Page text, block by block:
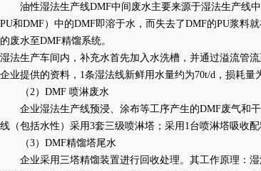
油性湿法生产线DMF中间废水主要来源于湿法生产线
PU和DMF）中的DMF即溶于水，而失去了DMF的PU浆料
的废水至DMF精馏系统。
湿法生产车间内，补充水首先加入水洗槽，并通过溢流管
企业提供的资料，1条湿法线新鲜用水量约为70t/d，损耗量
（2）DMF 喷淋废水
企业湿法生产线预浸、涂布等工序产生的DMF废气和
线（包括水性）采用3套三级喷淋塔；采用1台喷淋塔吸收
（3）DMF精馏塔尾水
企业采用三塔精馏装置进行回收处理。其工作原理：